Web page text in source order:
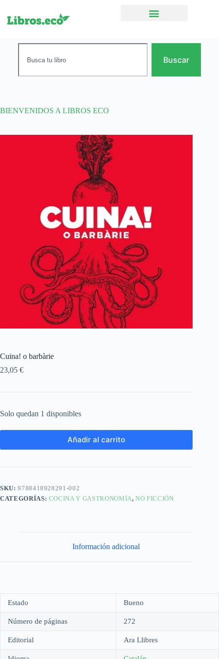
Buscar
BIENVENIDOS A LIBROS ECO
Cuina! o barbàrie
23,05 €
Solo quedan 1 disponibles
Añadir al carrito
SKU:9788418928291-002
CATEGORÍAS: COCINA Y GASTRONOMÍA,NO FICCIÓN
Información adicional
Estado Bueno
Número de páginas 272
Editorial Ara Llibres